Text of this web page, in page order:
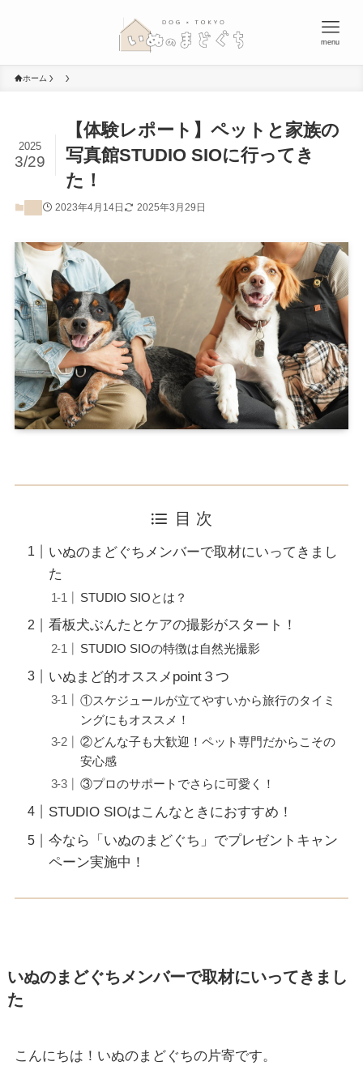
menu
ホーム
【体験レポート】ペットと家族の
写真館STUDIO SIOに行ってき
た！
2025
3/29
2023年4月14日 2025年3月29日
目 次
いぬのまどぐちメンバーで取材にいってきまし
た
STUDIO SIOとは？
看板犬ぶんたとケアの撮影がスタート！
STUDIO SIOの特徴は自然光撮影
いぬまど的オススメpoint３つ
①スケジュールが立てやすいから旅行のタイミ
ングにもオススメ！
②どんな子も大歓迎！ペット専門だからこその
安心感
③プロのサポートでさらに可愛く！
STUDIO SIOはこんなときにおすすめ！
今なら「いぬのまどぐち」でプレゼントキャン
ペーン実施中！
いぬのまどぐちメンバーで取材にいってきまし
た
こんにちは！いぬのまどぐちの片寄です。